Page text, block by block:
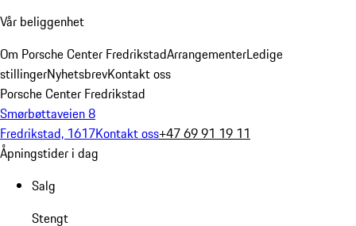
Vår beliggenhet
Om Porsche Center FredrikstadArrangementerLedige
stillingerNyhetsbrevKontakt oss
Porsche Center Fredrikstad
Smørbøttaveien 8
Fredrikstad, 1617Kontakt oss+47 69 91 19 11
Åpningstider i dag
Salg
Stengt